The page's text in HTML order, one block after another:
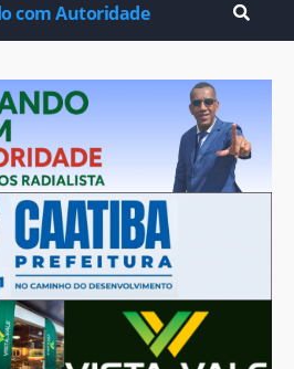
com Autoridade